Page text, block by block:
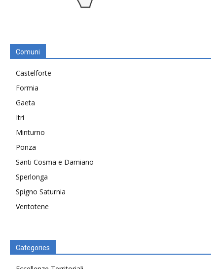
Comuni
Castelforte
Formia
Gaeta
Itri
Minturno
Ponza
Santi Cosma e Damiano
Sperlonga
Spigno Saturnia
Ventotene
Categories